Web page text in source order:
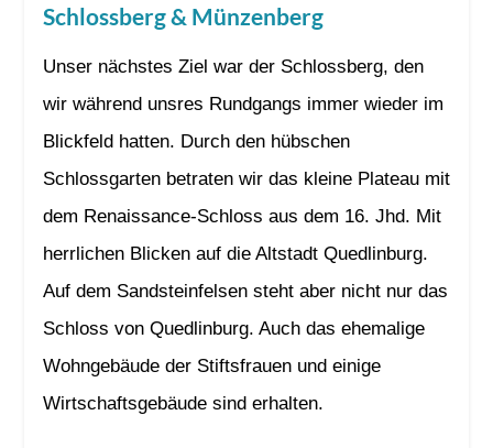
Schlossberg & Münzenberg
Unser nächstes Ziel war der Schlossberg, den
wir während unsres Rundgangs immer wieder im
Blickfeld hatten. Durch den hübschen
Schlossgarten betraten wir das kleine Plateau mit
dem Renaissance-Schloss aus dem 16. Jhd. Mit
herrlichen Blicken auf die Altstadt Quedlinburg.
Auf dem Sandsteinfelsen steht aber nicht nur das
Schloss von Quedlinburg. Auch das ehemalige
Wohngebäude der Stiftsfrauen und einige
Wirtschaftsgebäude sind erhalten.